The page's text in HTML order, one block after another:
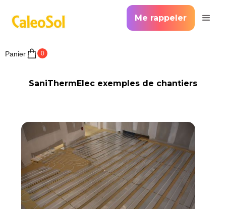
Me rappeler
Panier 0
SaniThermElec exemples de chantiers